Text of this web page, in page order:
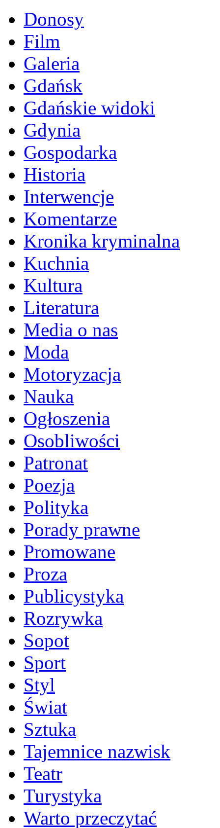
Donosy
Film
Galeria
Gdańsk
Gdańskie widoki
Gdynia
Gospodarka
Historia
Interwencje
Komentarze
Kronika kryminalna
Kuchnia
Kultura
Literatura
Media o nas
Moda
Motoryzacja
Nauka
Ogłoszenia
Osobliwości
Patronat
Poezja
Polityka
Porady prawne
Promowane
Proza
Publicystyka
Rozrywka
Sopot
Sport
Styl
Świat
Sztuka
Tajemnice nazwisk
Teatr
Turystyka
Warto przeczytać